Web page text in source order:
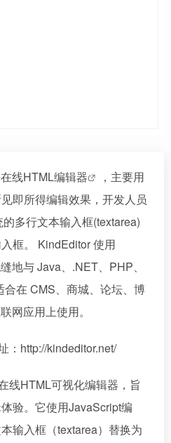
在线HTML编辑器
，主要用
即所得编辑效果，开发人员
多行文本输入框(textarea)
框。 KindEditor 使用
地与 Java、.NET、PHP、
在 CMS、商城、论坛、博
网应用上使用。
：http://kindeditor.net/
线HTML可视化编辑器，旨
验。它使用JavaScript编
输入框（textarea）替换为